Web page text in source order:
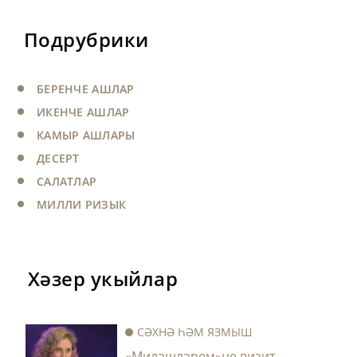
Подрубрики
БЕРЕНЧЕ АШЛАР
ИКЕНЧЕ АШЛАР
КАМЫР АШЛАРЫ
ДЕСЕРТ
САЛАТЛАР
МИЛЛИ РИЗЫК
Хәзер укыйлар
СӘХНӘ ҺӘМ ЯЗМЫШ